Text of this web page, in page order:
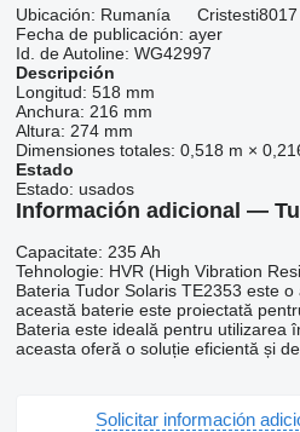
Ubicación: Rumanía Cristesti
Fecha de publicación: ayer
Id. de Autoline: WG42997
Descripción
Longitud: 518 mm
Anchura: 216 mm
Altura: 274 mm
Dimensiones totales: 0,518 m ×
Estado
Estado: usados
Información adicional —
Capacitate: 235 Ah
Tehnologie: HVR (High Vibration
Bateria Tudor Solaris TE2353 este
această baterie este proiectată
Bateria este ideală pentru utilizarea
aceasta oferă o soluție eficientă și
Solicitar información